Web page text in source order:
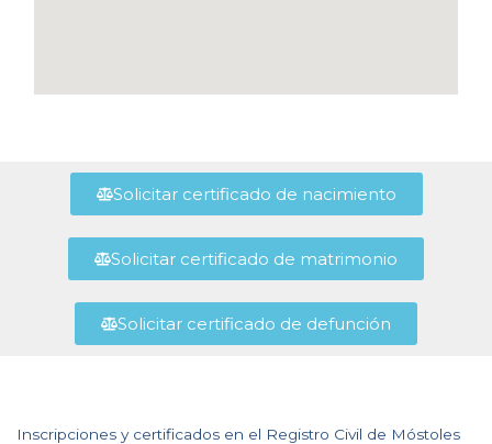
Solicitar certificado de nacimiento
Solicitar certificado de matrimonio
Solicitar certificado de defunción
Inscripciones y certificados en el Registro Civil de Móstoles